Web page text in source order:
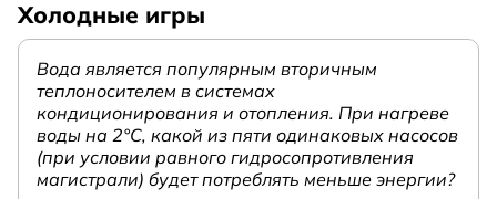
Холодные игры
Вода является популярным вторичным
теплоносителем в системах
кондиционирования и отопления. При нагреве
воды на 2°С, какой из пяти одинаковых насосов
(при условии равного гидросопротивления
магистрали) будет потреблять меньше энергии?